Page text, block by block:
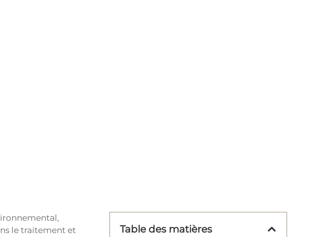
le traitement et
Table des matières